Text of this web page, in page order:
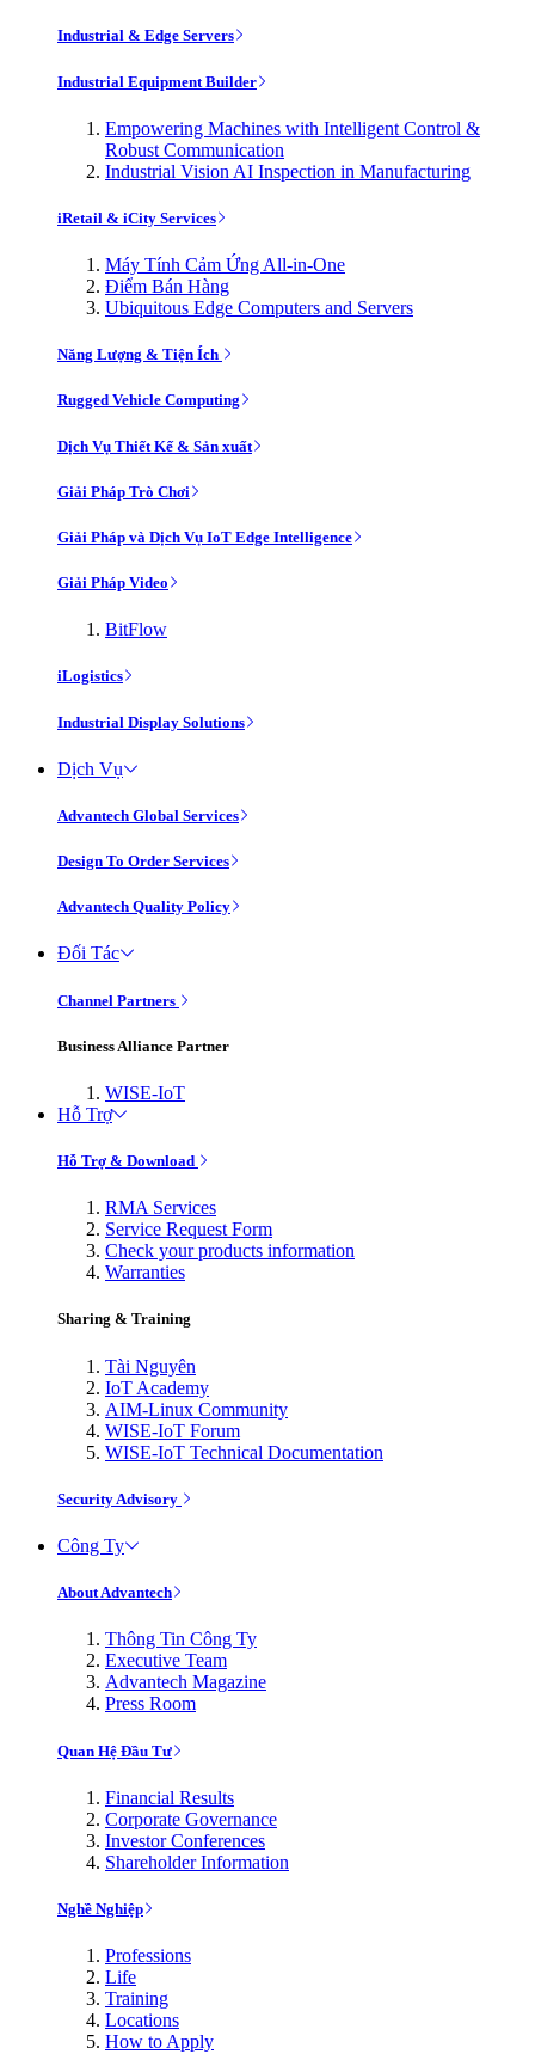
Industrial & Edge Servers
Industrial Equipment Builder
Empowering Machines with Intelligent Control &
Robust Communication
Industrial Vision AI Inspection in Manufacturing
iRetail & iCity Services
Máy Tính Cảm Ứng All-in-One
Điểm Bán Hàng
Ubiquitous Edge Computers and Servers
Năng Lượng & Tiện Ích
Rugged Vehicle Computing
Dịch Vụ Thiết Kế & Sản xuất
Giải Pháp Trò Chơi
Giải Pháp và Dịch Vụ IoT Edge Intelligence
Giải Pháp Video
BitFlow
iLogistics
Industrial Display Solutions
Dịch Vụ
Advantech Global Services
Design To Order Services
Advantech Quality Policy
Đối Tác
Channel Partners
Business Alliance Partner
WISE-IoT
Hỗ Trợ
Hỗ Trợ & Download
RMA Services
Service Request Form
Check your products information
Warranties
Sharing & Training
Tài Nguyên
IoT Academy
AIM-Linux Community
WISE-IoT Forum
WISE-IoT Technical Documentation
Security Advisory
Công Ty
About Advantech
Thông Tin Công Ty
Executive Team
Advantech Magazine
Press Room
Quan Hệ Đầu Tư
Financial Results
Corporate Governance
Investor Conferences
Shareholder Information
Nghề Nghiệp
Professions
Life
Training
Locations
How to Apply